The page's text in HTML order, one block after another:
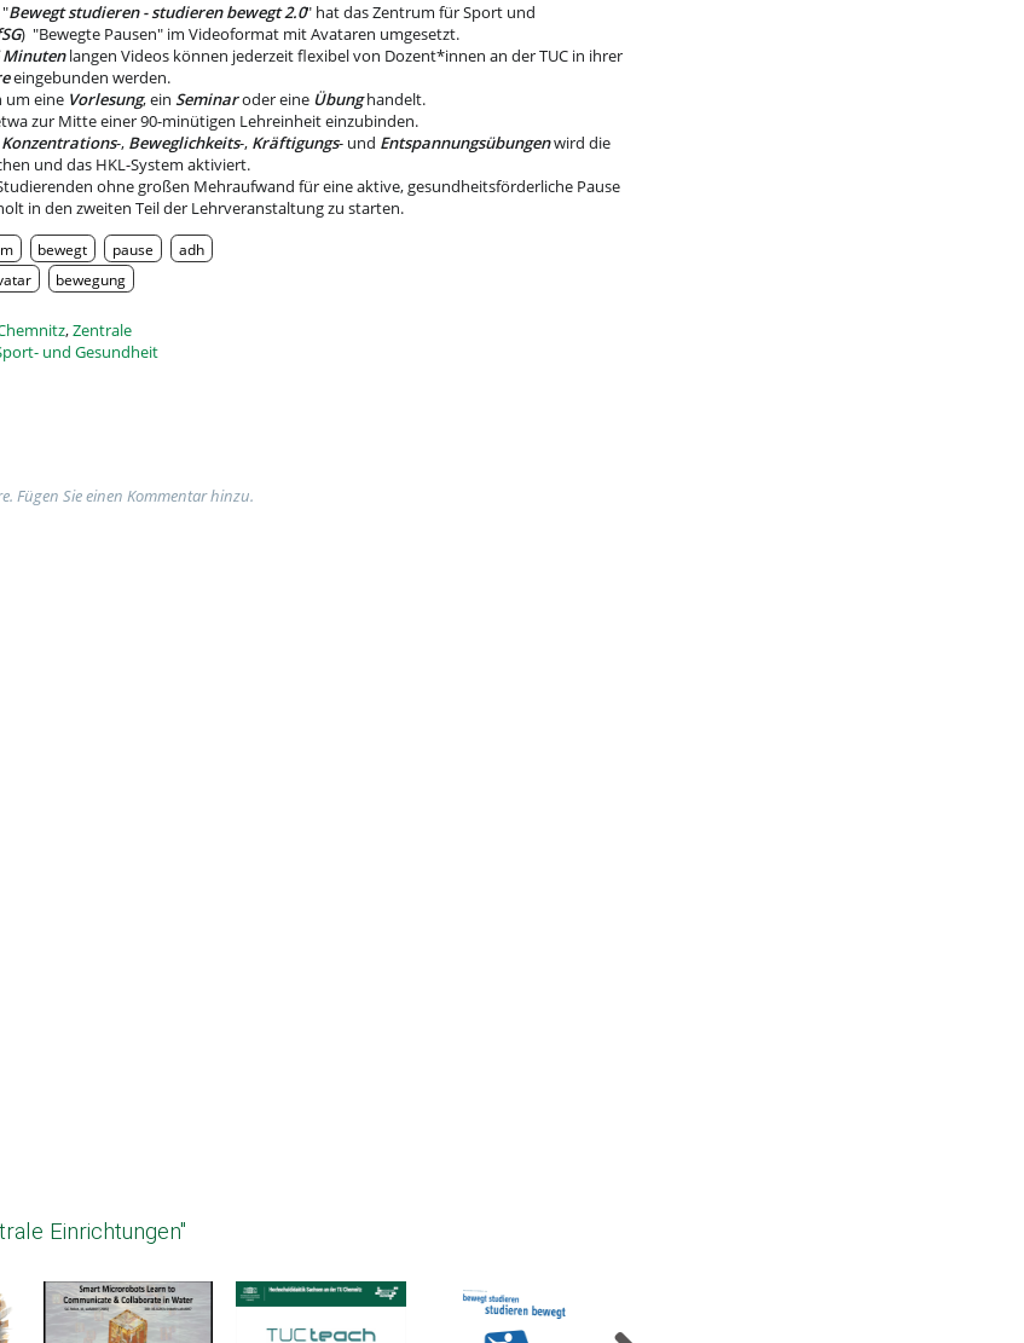
Bewegt studieren - studieren bewegt 2.0" hat das Zentrum für Sport und
) "Bewegte Pausen" im Videoformat mit Avataren umgesetzt.
Minutenlangen Videos können jederzeit flexibel von Dozent*innen an der TUC in ihrer
eingebunden werden.
um eine Vorlesung, ein Seminaroder eine Übunghandelt.
zur Mitte einer 90-minütigen Lehreinheit einzubinden.
Konzentrations-, Beweglichkeits-, Kräftigungs- und Entspannungsübungenwird die
und das HKL-System aktiviert.
ohne großen Mehraufwand für eine aktive, gesundheitsförderliche Pause
in den zweiten Teil der Lehrveranstaltung zu starten.
bewegt pause
adh
bewegung
,Zentrale
und Gesundheit
Fügen Sie einen Kommentar hinzu.
Einrichtungen"